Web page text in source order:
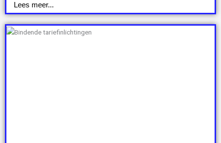
Lees meer...